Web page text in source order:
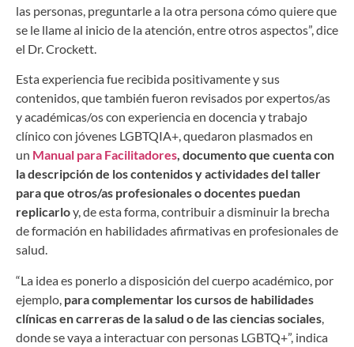
las personas, preguntarle a la otra persona cómo quiere que
se le llame al inicio de la atención, entre otros aspectos”, dice
el Dr. Crockett.
Esta experiencia fue recibida positivamente y sus
contenidos, que también fueron revisados por expertos/as
y académicas/os con experiencia en docencia y trabajo
clínico con jóvenes LGBTQIA+, quedaron plasmados en
un Manual para Facilitadores, documento que cuenta con
la descripción de los contenidos y actividades del taller
para que otros/as profesionales o docentes puedan
replicarloy, de esta forma, contribuir a disminuir la brecha
de formación en habilidades afirmativas en profesionales de
salud.
“La idea es ponerlo a disposición del cuerpo académico, por
ejemplo, para complementar los cursos de habilidades
clínicas en carreras de la salud o de las ciencias sociales
donde se vaya a interactuar con personas LGBTQ+”, indica